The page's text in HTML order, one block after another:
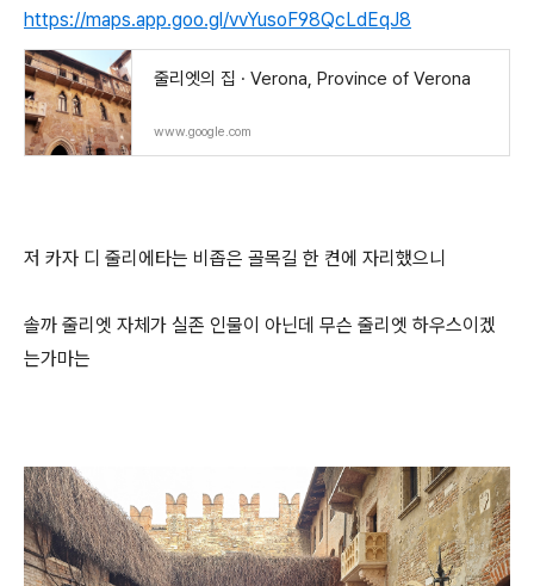
https://maps.app.goo.gl/vvYusoF98QcLdEqJ8
줄리엣의 집 · Verona, Province of Verona
www.google.com
저 카자 디 줄리에타는 비좁은 골목길 한 켠에 자리했으니
솔까 줄리엣 자체가 실존 인물이 아닌데 무슨 줄리엣 하우스이겠
는가마는